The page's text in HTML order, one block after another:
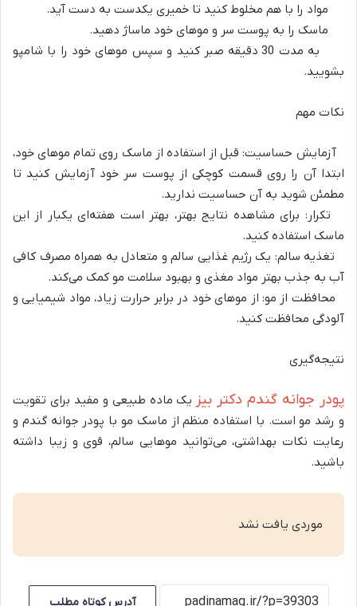
مواد را با هم مخلوط کنید تا خمیری یکدست به دست آید.
ماسک را به پوست سر و موهای خود ماساژ دهید.
به مدت 30 دقیقه صبر کنید و سپس موهای خود را با شامپو
بشویید.
نکات مهم
آزمایش حساسیت: قبل از استفاده از ماسک روی تمام موهای خود،
ابتدا آن را روی قسمت کوچکی از پوست سر خود آزمایش کنید تا
مطمئن شوید به آن حساسیت ندارید.
تکرار: برای مشاهده نتایج بهتر، بهتر است هفته‌ای یکبار از این
ماسک استفاده کنید.
تغذیه سالم: یک رژیم غذایی سالم و متعادل به همراه مصرف کافی
آب به جذب بهتر مواد مغذی و بهبود سلامت مو کمک می‌کند.
محافظت از مو: از موهای خود در برابر حرارت زیاد، مواد شیمیایی و
آلودگی محافظت کنید.
نتیجه‌گیری
پودر جوانه گندم دکتر بیز یک ماده طبیعی و مفید برای تقویت
و رشد مو است. با استفاده منظم از ماسک مو با پودر جوانه گندم و
رعایت نکات بهداشتی، می‌توانید موهایی سالم، قوی و زیبا داشته
باشید.
موردی یافت نشد
آدرس کوتاه مطلب